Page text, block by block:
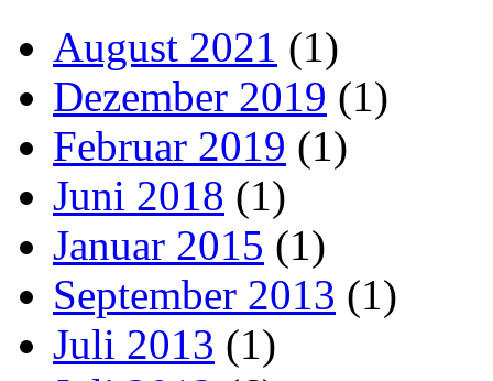
August 2021 (1)
Dezember 2019 (1)
Februar 2019 (1)
Juni 2018 (1)
Januar 2015 (1)
September 2013 (1)
Juli 2013 (1)